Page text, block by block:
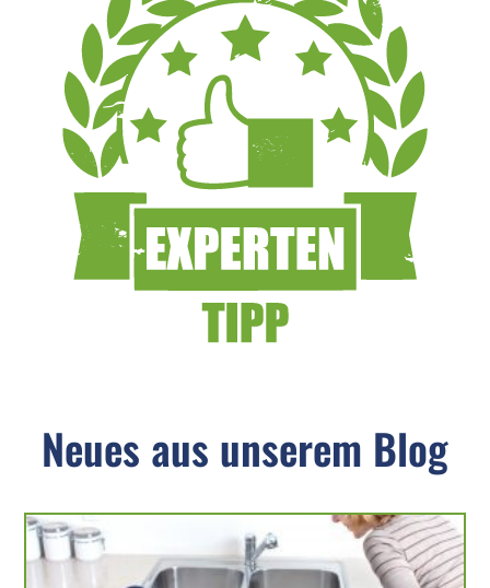
Neues aus unserem Blog